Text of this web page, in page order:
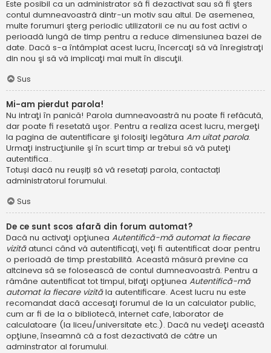
Este posibil ca un administrator să fi dezactivat sau să fi şters
contul dumneavoastră dintr-un motiv sau altul. De asemenea,
multe forumuri şterg periodic utilizatorii ce nu au fost activi o
perioadă lungă de timp pentru a reduce dimensiunea bazei de
date. Dacă s-a întâmplat acest lucru, încercaţi să vă înregistraţi
din nou şi să vă implicaţi mai mult în discuţii.
Sus
Mi-am pierdut parola!
Nu intraţi în panică! Parola dumneavoastră nu poate fi refăcută,
dar poate fi resetată uşor. Pentru a realiza acest lucru, mergeţi
la pagina de autentificare şi folosiţi legătura Am uitat parola.
Urmaţi instrucţiunile şi în scurt timp ar trebui să vă puteţi
autentifica..
Totuși dacă nu reușiți să vă resetați parola, contactați
administratorul forumului.
Sus
De ce sunt scos afară din forum automat?
Dacă nu activaţi opţiunea Autentifică-mă automat la fiecare
vizităatunci când vă autentificaţi, veţi fi autentificat doar pentru
o perioadă de timp prestabilită. Această măsură previne ca
altcineva să se folosească de contul dumneavoastră. Pentru a
rămâne autentificat tot timpul, bifaţi opţiunea Autentifică-mă
automat la fiecare vizităla autentificare. Acest lucru nu este
recomandat dacă accesaţi forumul de la un calculator public,
cum ar fi de la o bibliotecă, internet cafe, laborator de
calculatoare (la liceu/universitate etc.). Dacă nu vedeţi această
opţiune, înseamnă că a fost dezactivată de către un
adminstrator al forumului.